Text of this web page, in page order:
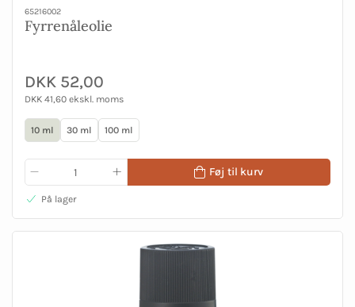
65216002
Fyrrenåleolie
DKK 52,00
DKK 41,60 ekskl. moms
10 ml 30 ml 100 ml
Føj til kurv
På lager